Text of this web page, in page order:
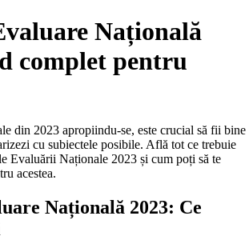
Națională
complet pentru
din 2023 apropiindu-se, este crucial să fii bine
cu subiectele posibile. Află tot ce trebuie
Evaluării Naționale 2023 și cum poți să te
acestea.
Națională 2023: Ce